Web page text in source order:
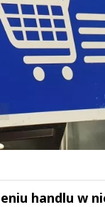
handlu w